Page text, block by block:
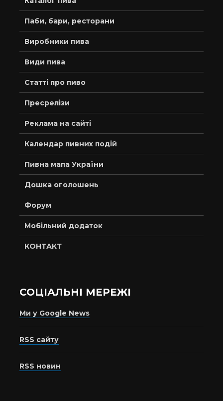
Паби, бари, ресторани
Виробники пива
Види пива
Статті про пиво
Пресрелізи
Реклама на сайті
Календар пивних подій
Пивна мапа України
Дошка оголошень
Форум
Мобільний додаток
КОНТАКТ
СОЦІАЛЬНІ МЕРЕЖІ
Ми у Google News
RSS сайту
RSS новин